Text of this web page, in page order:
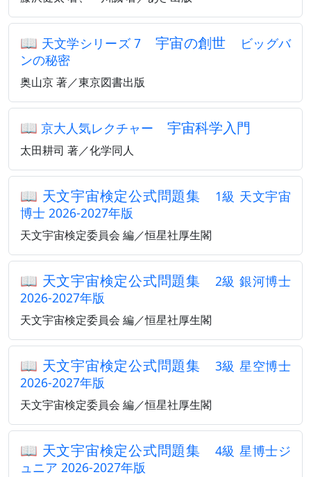
📖 天文学シリーズ 7 宇宙の創世
ビッグバ
ンの秘密
奥山京 著／東京図書出版
📖 京大人気レクチャー 宇宙科学入門
太田耕司 著／化学同人
📖 天文宇宙検定公式問題集
1級 天文宇宙
博士 2026-2027年版
天文宇宙検定委員会 編／恒星社厚生閣
📖 天文宇宙検定公式問題集 2級 銀河博士
2026-2027年版
天文宇宙検定委員会 編／恒星社厚生閣
📖 天文宇宙検定公式問題集 3級 星空博士
2026-2027年版
天文宇宙検定委員会 編／恒星社厚生閣
📖 天文宇宙検定公式問題集 4級 星博士ジ
ュニア 2026-2027年版